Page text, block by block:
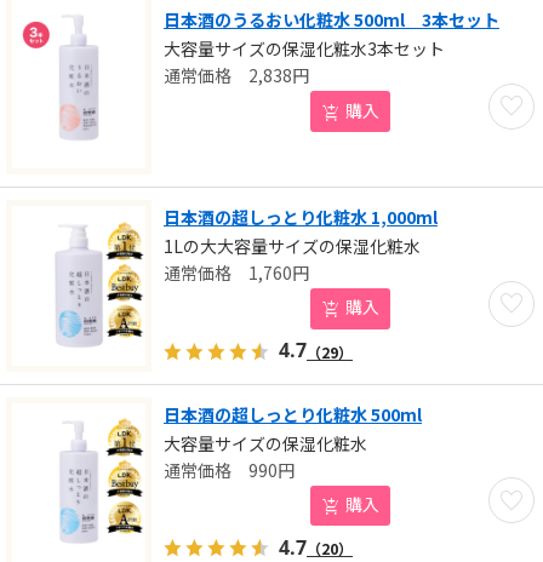
日本酒のうるおい化粧水 500ml 3本セット
大容量サイズの保湿化粧水3本セット
お気
2,838円
購入
日本酒の超しっとり化粧水 1,000ml
1Lの大大容量サイズの保湿化粧水
お気
1,760円
購入
4.7 （29）
日本酒の超しっとり化粧水 500ml
大容量サイズの保湿化粧水
お気
990円
購入
4.7 （20）